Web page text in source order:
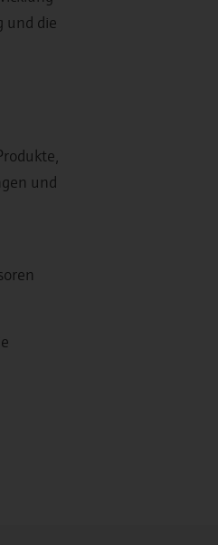
und die
und